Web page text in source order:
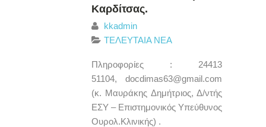
Καρδίτσας.
kkadmin
ΤΕΛΕΥΤΑΙΑ ΝΕΑ
Πληροφορίες : 24413
51104, docdimas63@gmail.com
(κ. Μαυράκης Δημήτριος, Δ/ντής
ΕΣΥ – Επιστημονικός Υπεύθυνος
Ουρολ.Κλινικής) .